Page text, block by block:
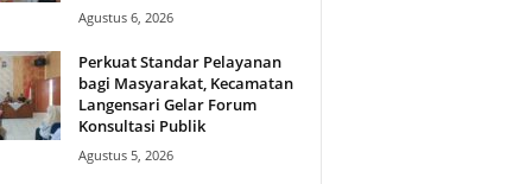
Agustus 6, 2026
Perkuat Standar Pelayanan
bagi Masyarakat, Kecamatan
Langensari Gelar Forum
Konsultasi Publik
Agustus 5, 2026